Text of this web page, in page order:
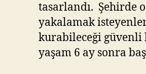
tasarlandı. Şehirde
yakalamak
kurabileceği güvenli
yaşam 6 ay sonra